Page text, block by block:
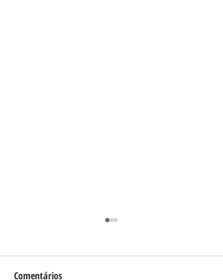
Comentários